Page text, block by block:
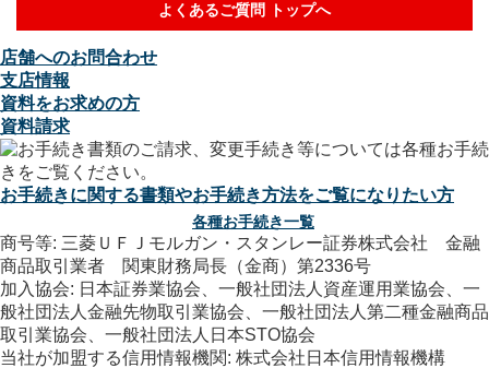
よくあるご質問 トップへ
店舗へのお問合わせ
支店情報
資料をお求めの方
資料請求
お手続きに関する書類やお手続き方法をご覧になりたい方
各種お手続き一覧
商号等: 三菱ＵＦＪモルガン・スタンレー証券株式会社 金融
商品取引業者 関東財務局長（金商）第2336号
加入協会: 日本証券業協会、一般社団法人資産運用業協会、一
般社団法人金融先物取引業協会、一般社団法人第二種金融商品
取引業協会、一般社団法人日本STO協会
当社が加盟する信用情報機関: 株式会社日本信用情報機構